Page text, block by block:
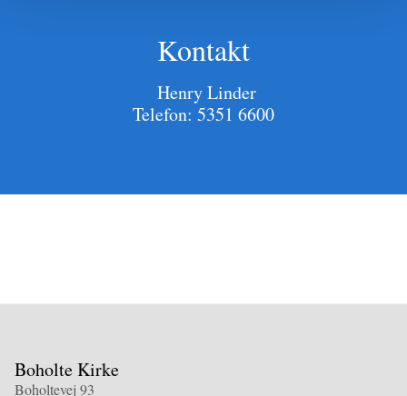
Kontakt
Henry Linder
Telefon: 5351 6600
Boholte Kirke
Boholtevej 93